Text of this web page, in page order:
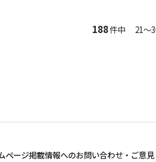
188件中 21～
ページ掲載情報へのお問い合わせ・ ご意